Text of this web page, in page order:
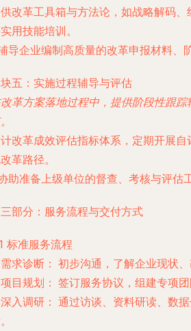
改革工具箱与方法论，如战略解码
用技能培训。
导企业编制高质量的改革申报材料、
五：实施过程辅导与评估
革方案落地过程中，提供阶段性跟
改革成效评估指标体系，定期开展
革路径。
助准备上级单位的督查、考核与评估工
部分：服务流程与交付方式
标准服务流程
需求诊断： 初步沟通，了解企业现状、
项目规划： 签订服务协议，组建专项
深入调研： 通过访谈、资料研读、数